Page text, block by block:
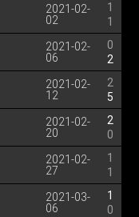
2021-02-
02
1
1
2021-02-
06
0
2
2021-02-
12
2
5
2021-02-
20
2
0
2021-02-
27
1
1
2021-03-
06
1
0